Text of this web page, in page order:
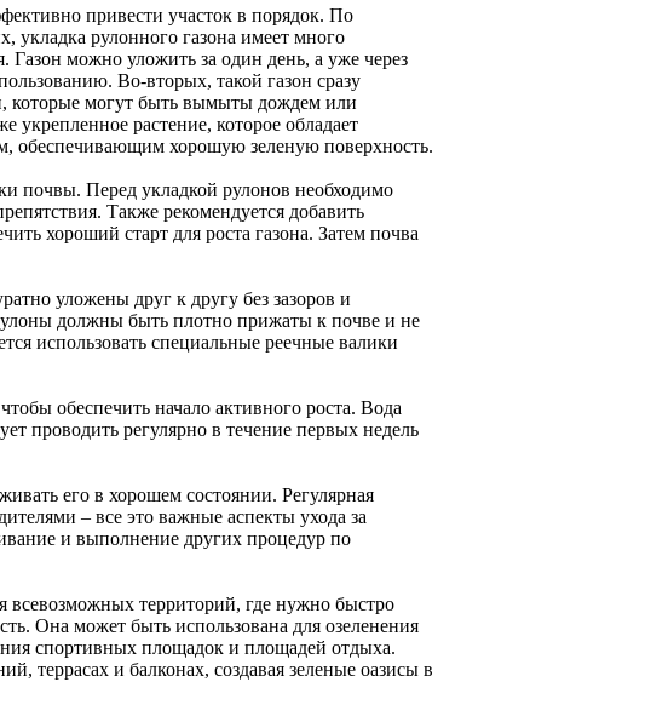
привести участок в порядок. По
укладка рулонного газона имеет много
можно уложить за один день, а уже через
Во-вторых, такой газон сразу
которые могут быть вымыты дождем или
укрепленное растение, которое обладает
обеспечивающим хорошую зеленую поверхность.
почвы. Перед укладкой рулонов необходимо
Также рекомендуется добавить
хороший старт для роста газона. Затем почва
уложены друг к другу без зазоров и
должны быть плотно прижаты к почве и не
использовать специальные реечные валики
обеспечить начало активного роста. Вода
проводить регулярно в течение первых недель
его в хорошем состоянии. Регулярная
– все это важные аспекты ухода за
и выполнение других процедур по
всевозможных территорий, где нужно быстро
Она может быть использована для озеленения
спортивных площадок и площадей отдыха.
террасах и балконах, создавая зеленые оазисы в